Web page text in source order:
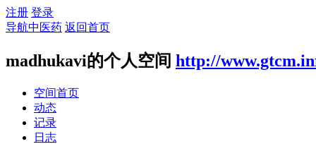
注册 登录
导航中医药 返回首页
madhukavi的个人空间 http://
空间首页
动态
记录
日志